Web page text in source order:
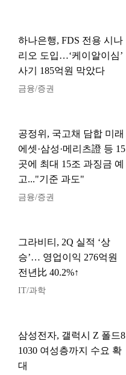
하나은행, FDS 전용 시나
리오 도입…‘케이알이심’
사기 185억원 막았다
금융/증권
공정위, 국고채 담합 미래
에셋·삼성·메리츠證 등 15
곳에 최대 15조 과징금 예
고..."기준 과도"
금융/증권
그라비티, 2Q 실적 ‘상
승’… 영업이익 276억원
전년比 40.2%↑
IT/과학
삼성전자, 갤럭시 Z 폴드8
1030 여성층까지 수요 확
대